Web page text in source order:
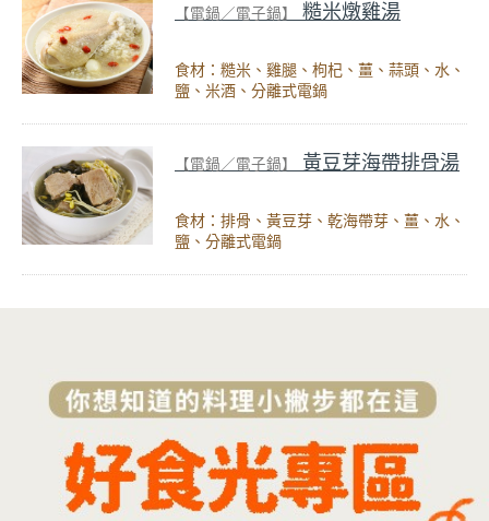
【電鍋／電子鍋】 糙米燉雞湯
食材：糙米、雞腿、枸杞、薑、蒜頭、水、
鹽、米酒、分離式電鍋
【電鍋／電子鍋】 黃豆芽海帶排骨湯
食材：排骨、黃豆芽、乾海帶芽、薑、水、
鹽、分離式電鍋